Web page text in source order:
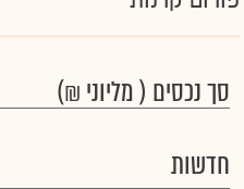
סך נכסים ( מליוני ₪)
חדשות